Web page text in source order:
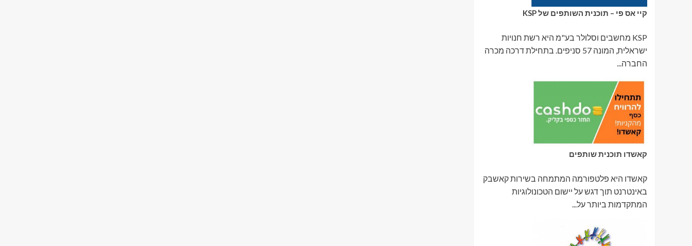
קיי אס פי – תוכנית השותפים של KSP
KSP מחשבים וסלולר בע"מ היא רשת חנויות
ישראלית, המונה 57 סניפים. בתחילת דרכה מכרה
החברה...
קאשדו תוכנית שותפים
קאשדו היא פלטפורמה המתמחה בשירות קאשבק
באינטרנט תוך דגש על יישום הטכונולוגיות
המתקדמות ביותר על...